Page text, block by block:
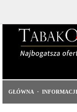
GŁÓWNA ·